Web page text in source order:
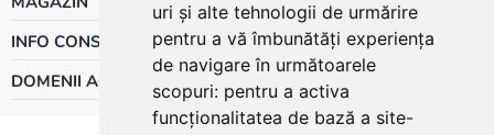
uri și alte tehnologii de urmărire
pentru a vă îmbunătăți experiența
de navigare în următoarele
scopuri: pentru a activa
funcționalitatea de bază a site-
INFO CONSUMATOR
DOMENII ACTIVITATE